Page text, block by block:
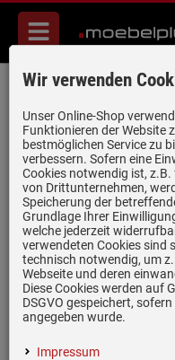
Menü
Blanco Linus
Artikel-Nummer:19935976 |
EAN:4020684509367
Einloggen und Bewertung
Festauslauf
Wir verwenden
Unser Online-Shop
Funktionieren der Website
bestmöglichen Service zu
verbessern. Sofern eine
Cookies notwendig ist,
von Drittunternehmen,
Speicherung der
Grundlage Ihrer
welche jederzeit
verwendeten Cookies sind
technisch notwendig, um
Webseite und deren
Diese Cookies werden auf
DSGVO gespeichert,
angegeben wurde.
Impressum